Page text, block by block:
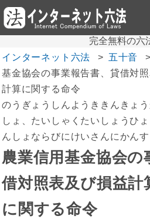
完全無料の六
インターネット六法
五十音
基金協会の事業報告書、貸借対
計算に関する命令
のうぎょうしんようききんきょ
しょ、たいしゃくたいしょうひ
んしょならびにけいさんにかん
農業信用基金協会の
借対照表及び損益計
に関する命令